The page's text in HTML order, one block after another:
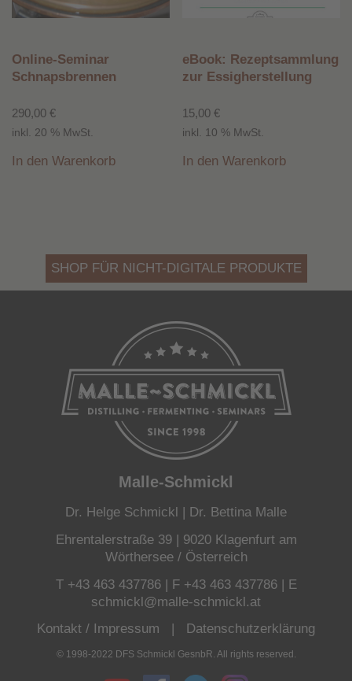
Online-Seminar
Schnapsbrennen
290,00 €
inkl. 20 % MwSt.
In den Warenkorb
eBook: Rezeptsammlung
zur Essigherstellung
15,00€
inkl. 10 % MwSt.
In den Warenkorb
SHOP FÜR NICHT-DIGITALE PRODUKTE
Malle-Schmickl
Dr. Helge Schmickl | Dr. Bettina Malle
Ehrentalerstraße 39 | 9020 Klagenfurt am
Wörthersee / Österreich
T +43 463 437786 | F +43 463 437786 | E
schmickl@malle-schmickl.at
Kontakt / Impressum
Datenschutzerklärung
© 1998-2022 DFS Schmickl GesnbR. All rights reserved.